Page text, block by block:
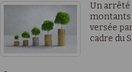
Un arrêté
montants
versée
cadre du